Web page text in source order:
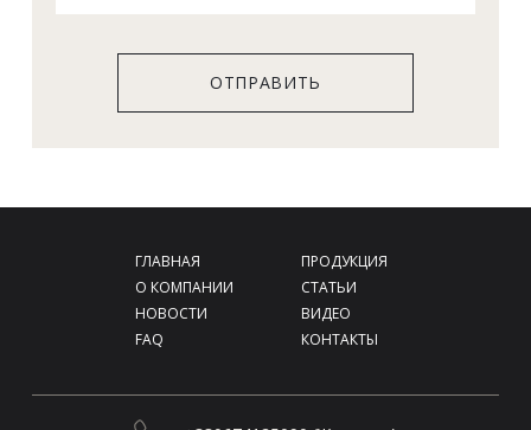
ОТПРАВИТЬ
ГЛАВНАЯ
ПРОДУКЦИЯ
О КОМПАНИИ
СТАТЬИ
НОВОСТИ
ВИДЕО
FAQ
КОНТАКТЫ